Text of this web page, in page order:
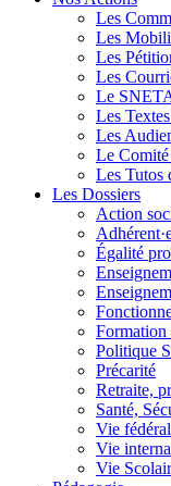
Les
Les
Les
Les
Le
Les
Les
Le
Les Tutos
Les Dossiers
Action
Égalité
Formation
Politique
Précarité
Retraite,
Santé,
Vie
Vie
Vie